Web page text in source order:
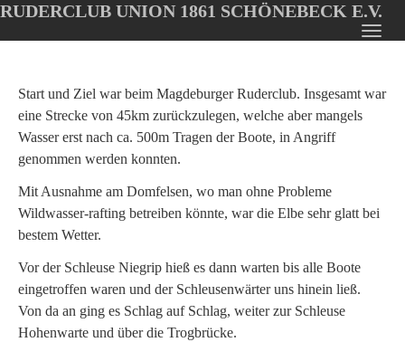
Oops, an error occurred! Code: 20260807085645965d5fa9
main
content
RUDERCLUB UNION 1861 SCHÖNEBECK E.V.
Start und Ziel war beim Magdeburger Ruderclub. Insgesamt war
eine Strecke von 45km zurückzulegen, welche aber mangels
Wasser erst nach ca. 500m Tragen der Boote, in Angriff
genommen werden konnten.
Mit Ausnahme am Domfelsen, wo man ohne Probleme
Wildwasser-rafting betreiben könnte, war die Elbe sehr glatt bei
bestem Wetter.
Vor der Schleuse Niegrip hieß es dann warten bis alle Boote
eingetroffen waren und der Schleusenwärter uns hinein ließ.
Von da an ging es Schlag auf Schlag, weiter zur Schleuse
Hohenwarte und über die Trogbrücke.